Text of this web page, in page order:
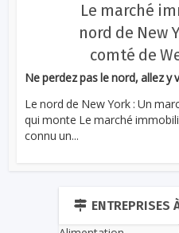
Le marché
nord de New
comté de
Ne perdez pas le nord, allez y
Le nord de New York : Un
qui monte Le marché
connu un...
ENTREPRISES